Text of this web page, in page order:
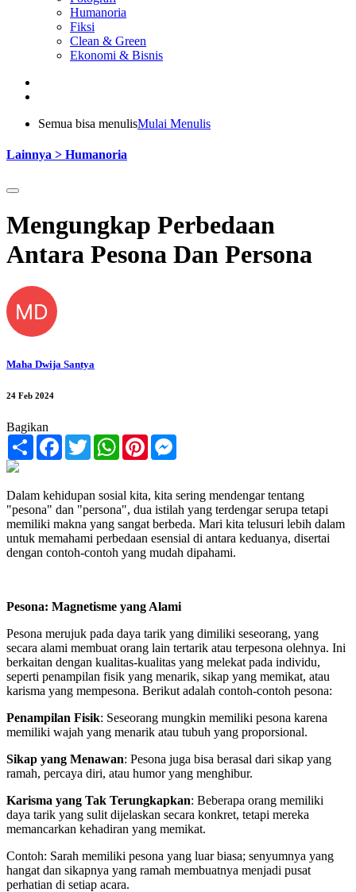
Humanoria
Fiksi
Clean & Green
Ekonomi & Bisnis
Semua bisa menulisMulai Menulis
Lainnya > Humanoria
Mengungkap Perbedaan
Antara Pesona Dan Persona
MD
Maha Dwija Santya
24 Feb 2024
Bagikan
Share FacebookTwitterWhatsApp
Pinterest
Dalam kehidupan sosial kita, kita sering mendengar tentang
"pesona" dan "persona", dua istilah yang terdengar serupa tetapi
memiliki makna yang sangat berbeda. Mari kita telusuri lebih dalam
untuk memahami perbedaan esensial di antara keduanya, disertai
dengan contoh-contoh yang mudah dipahami.
Pesona: Magnetisme yang Alami
Pesona merujuk pada daya tarik yang dimiliki seseorang, yang
secara alami membuat orang lain tertarik atau terpesona olehnya. Ini
berkaitan dengan kualitas-kualitas yang melekat pada individu,
seperti penampilan fisik yang menarik, sikap yang memikat, atau
karisma yang mempesona. Berikut adalah contoh-contoh pesona:
Penampilan Fisik: Seseorang mungkin memiliki pesona karena
memiliki wajah yang menarik atau tubuh yang proporsional.
Sikap yang Menawan: Pesona juga bisa berasal dari sikap yang
ramah, percaya diri, atau humor yang menghibur.
Karisma yang Tak Terungkapkan: Beberapa orang memiliki
daya tarik yang sulit dijelaskan secara konkret, tetapi mereka
memancarkan kehadiran yang memikat.
Contoh: Sarah memiliki pesona yang luar biasa; senyumnya yang
hangat dan sikapnya yang ramah membuatnya menjadi pusat
perhatian di setiap acara.